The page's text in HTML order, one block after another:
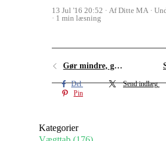
13 Jul '16 20:52
Af Ditte MA
1 min læsning
Gør mindre, godt
Del Send indlæg
Pin
Kategorier